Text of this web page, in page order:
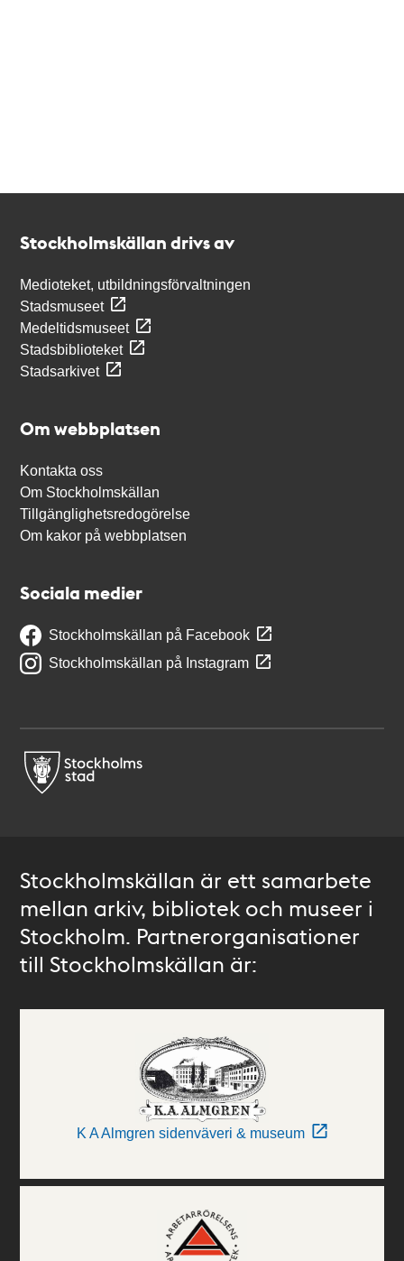
Stockholmskällan drivs av
Medioteket, utbildningsförvaltningen
Stadsmuseet
Medeltidsmuseet
Stadsbiblioteket
Stadsarkivet
Om webbplatsen
Kontakta oss
Om Stockholmskällan
Tillgänglighetsredogörelse
Om kakor på webbplatsen
Sociala medier
Stockholmskällan på Facebook
Stockholmskällan på Instagram
Stockholmskällan är ett samarbete
mellan arkiv, bibliotek och museer i
Stockholm. Partnerorganisationer
till Stockholmskällan är:
K A Almgren sidenväveri & museum